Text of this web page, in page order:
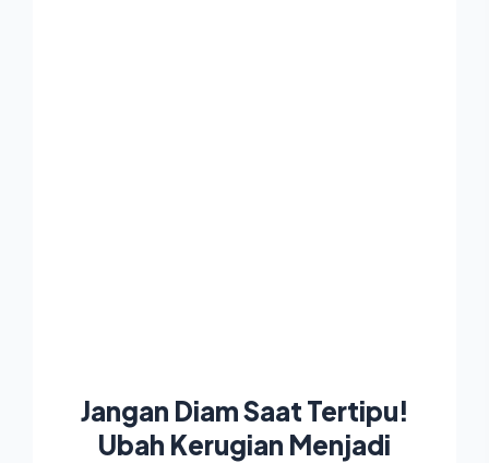
Jangan Diam Saat Tertipu!
Ubah Kerugian Menjadi